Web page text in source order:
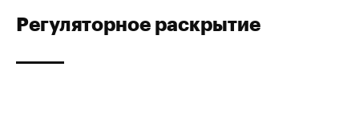
Регуляторное раскрытие